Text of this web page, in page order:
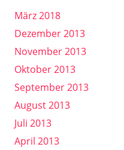
März 2018
Dezember 2013
November 2013
Oktober 2013
September 2013
August 2013
Juli 2013
April 2013